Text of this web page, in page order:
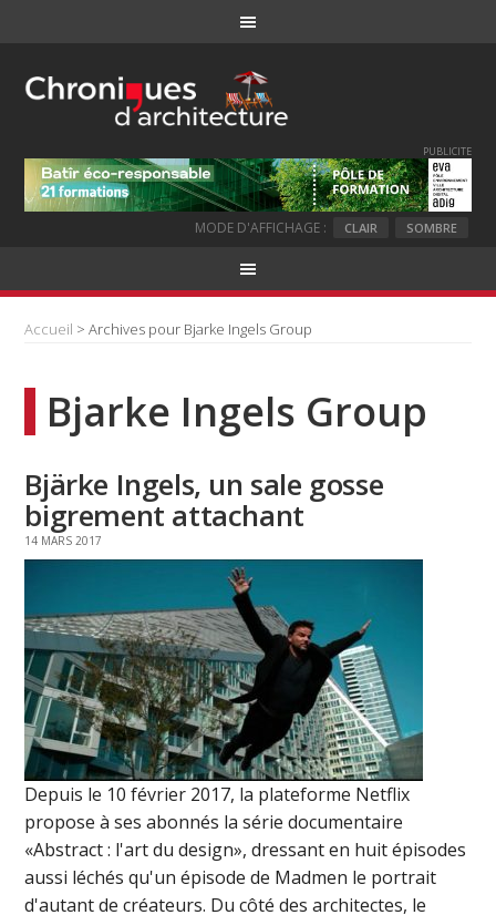
PUBLICITE
MODE D'AFFICHAGE : CLAIR SOMBRE
Accueil > Archives pour Bjarke Ingels Group
Bjarke Ingels Group
Bjärke Ingels, un sale gosse
bigrement attachant
14 MARS 2017
Depuis le 10 février 2017, la plateforme Netflix
propose à ses abonnés la série documentaire
«Abstract : l'art du design», dressant en huit épisodes
aussi léchés qu'un épisode de Madmen le portrait
d'autant de créateurs. Du côté des architectes, le